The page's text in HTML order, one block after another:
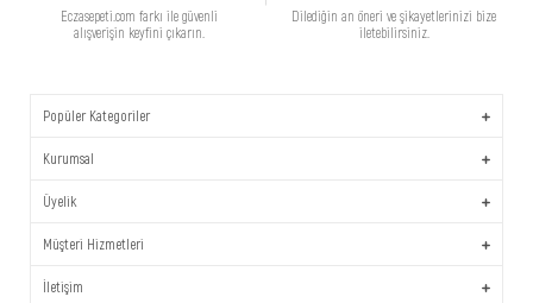
Eczasepeti.com farkı ile güvenli
alışverişin keyfini çıkarın.
Dilediğin an öneri ve şikayetlerinizi bize
iletebilirsiniz.
Popüler Kategoriler
Kurumsal
Üyelik
Müşteri Hizmetleri
İletişim